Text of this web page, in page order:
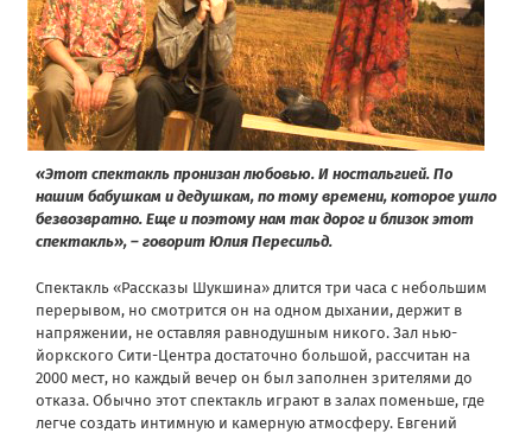
«Этот спектакль пронизан любовью. И ностальгией. По
нашим бабушкам и дедушкам, по тому времени, которое ушло
безвозвратно. Еще и поэтому нам так дорог и близок этот
спектакль», – говорит Юлия Пересильд.
Спектакль «Рассказы Шукшина» длится три часа с небольшим
перерывом, но смотрится он на одном дыхании, держит в
напряжении, не оставляя равнодушным никого. Зал нью-
йоркского Сити-Центра достаточно большой, рассчитан на
2000 мест, но каждый вечер он был заполнен зрителями до
отказа. Обычно этот спектакль играют в залах поменьше, где
легче создать интимную и камерную атмосферу. Евгений